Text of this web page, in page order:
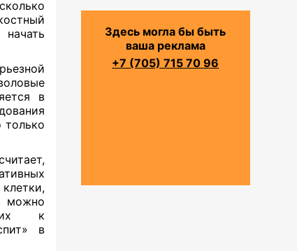
в
только
к
в
Здесь могла бы быть
ваша реклама
+7 (705) 715 70 96